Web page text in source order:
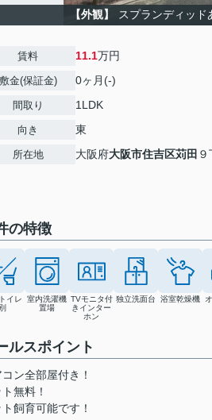
【外観】 スプランディッ
賃料 11.1万円
敷金(保証金) 0ヶ月(-)
間取り 1LDK
向き 東
所在地 大阪府大阪市住吉区苅田 ９
の特徴
イレ
別
室内洗濯機
置場
TVモニタ付
きインター
ホン
独立洗面台 浴室乾燥機
ルスポイント
ン全部屋付き！
無料！
飼育可能です！